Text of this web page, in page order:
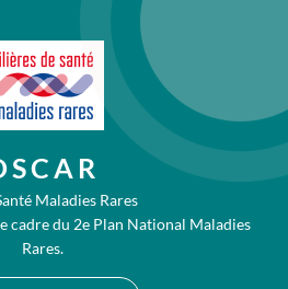
Maladies Rares
cadre du 2e Plan National Maladies
Rares.